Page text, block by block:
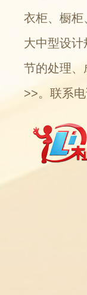
衣柜、橱柜
大中型设
节的处理、
>>。联系电